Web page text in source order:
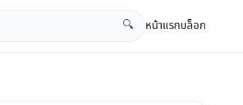
🔍 หน้าแรกบล็อก